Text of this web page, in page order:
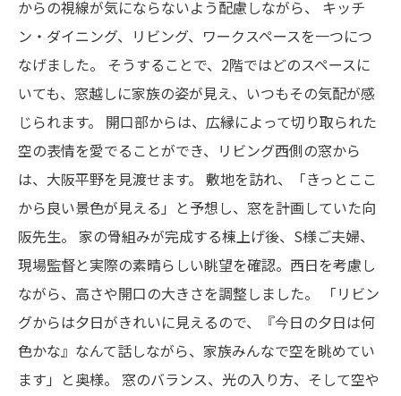
からの視線が気にならないよう配慮しながら、
キッチ
ン・ダイニング、リビング、ワークスペースを一つにつ
なげました。
そうすることで、2階ではどのスペースに
いても、窓越しに家族の姿が見え、いつもその気配が感
じられます。
開口部からは、広縁によって切り取られた
空の表情を愛でることができ、リビング西側の窓から
は、大阪平野を見渡せます。 敷地を訪れ、「きっとここ
から良い景色が見える」と予想し、窓を計画していた向
阪先生。 家の骨組みが完成する棟上げ後、S様ご夫婦、
現場監督と実際の素晴らしい眺望を確認。西日を考慮し
ながら、高さや開口の大きさを調整しました。
「リビン
グからは夕日がきれいに見えるので、『今日の夕日は何
色かな』なんて話しながら、家族みんなで空を眺めてい
ます」と奥様。
窓のバランス、光の入り方、そして空や